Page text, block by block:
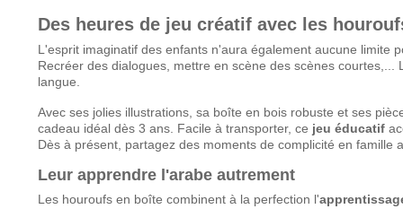
Des heures de jeu créatif avec les
L'esprit imaginatif des enfants n'aura également aucune limite
Recréer des dialogues, mettre en scène des scènes
langue.
Avec ses jolies illustrations, sa boîte en bois robuste et ses
cadeau idéal dès 3 ans. Facile à transporter, ce jeu éducatif
Dès à présent, partagez des moments de complicité en famille
Leur apprendre l'arabe autrement
Les houroufs en boîte combinent à la perfection l'